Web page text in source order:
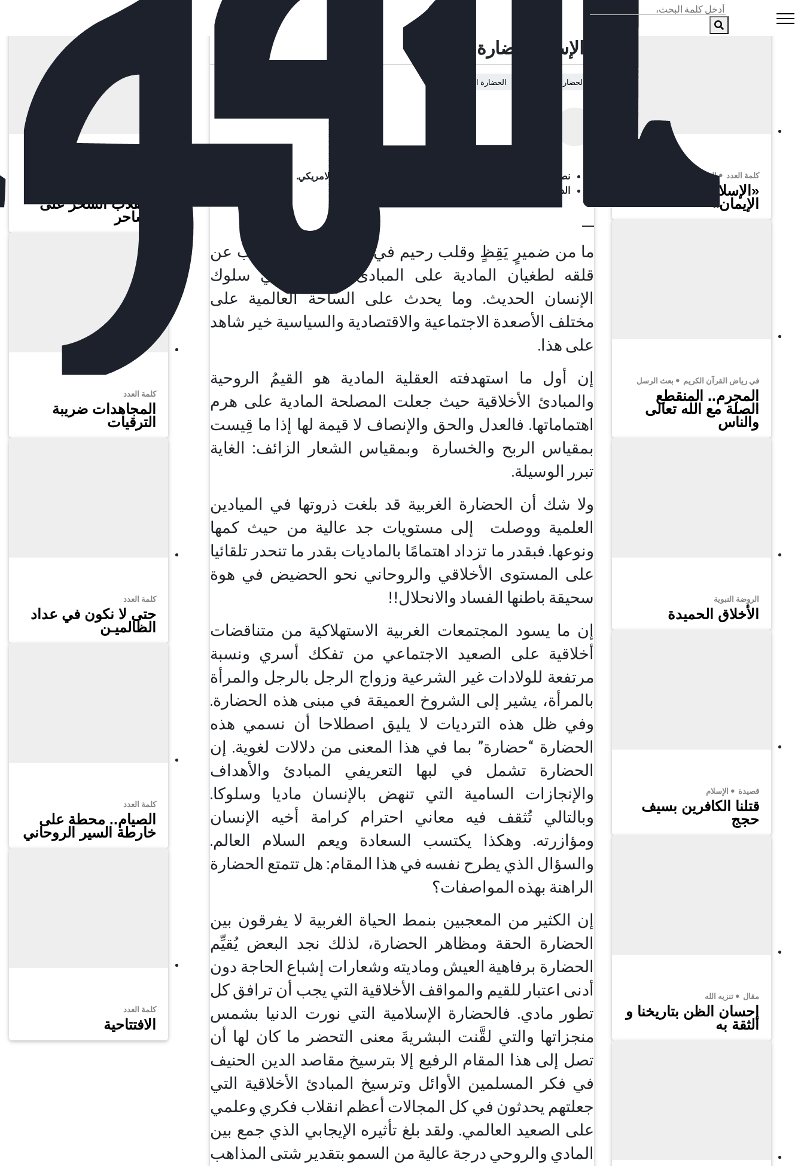
باقي مقالات هذا العدد: سبتمبر 2012
كلمة العدد الحضارة الأوروبية
«الإسلام حضارة
الإيمان»
في رياض القرآن الكريم بعث الرسل
المجرم.. المنقطع
الصلة مع الله تعالى
والناس
الروضة النبوية
الأخلاق الحميدة
قصيدة الإسلام
قتلنا الكافرين بسيف
حجج
مقال تنزيه الله
إحسان الظن بتاريخنا و
الثقة به
«الإسلام حضارة الإيمان»
الحضارة الأوروبية الحضارة الغربية
نصيحة حضرة امير المؤمنين – ايده الله- الى أعضاء الكونغرس الامريكي.
الدين الإسلامي هو المنهج السليم للتقدم الحضاري.
ما من ضميرٍ يَقِظٍ وقلب رحيم في هذا العالم إلا ويُعرب عن
قلقه لطغيان المادية على المبادئ الأخلاقية في سلوك
الإنسان الحديث. وما يحدث على الساحة العالمية على
مختلف الأصعدة الاجتماعية والاقتصادية والسياسية خير شاهد
على هذا.
إن أول ما استهدفته العقلية المادية هو القيمُ الروحية
والمبادئ الأخلاقية حيث جعلت المصلحة المادية على هرم
اهتماماتها. فالعدل والحق والإنصاف لا قيمة لها إذا ما قِيست
بمقياس الربح والخسارة وبمقياس الشعار الزائف: الغاية
تبرر الوسيلة.
ولا شك أن الحضارة الغربية قد بلغت ذروتها في الميادين
العلمية ووصلت إلى مستويات جد عالية من حيث كمها
ونوعها. فبقدر ما تزداد اهتمامًا بالماديات بقدر ما تنحدر تلقائيا
على المستوى الأخلاقي والروحاني نحو الحضيض في هوة
سحيقة باطنها الفساد والانحلال!!
إن ما يسود المجتمعات الغربية الاستهلاكية من متناقضات
أخلاقية على الصعيد الاجتماعي من تفكك أسري ونسبة
مرتفعة للولادات غير الشرعية وزواج الرجل بالرجل والمرأة
بالمرأة، يشير إلى الشروخ العميقة في مبنى هذه الحضارة.
وفي ظل هذه الترديات لا يليق اصطلاحا أن نسمي هذه
الحضارة “حضارة” بما في هذا المعنى من دلالات لغوية. إن
الحضارة تشمل في لبها التعريفي المبادئ والأهداف
والإنجازات السامية التي تنهض بالإنسان ماديا وسلوكا.
وبالتالي تُثقف فيه معاني احترام كرامة أخيه الإنسان
ومؤازرته. وهكذا يكتسب السعادة ويعم السلام العالم.
والسؤال الذي يطرح نفسه في هذا المقام: هل تتمتع الحضارة
الراهنة بهذه المواصفات؟
إن الكثير من المعجبين بنمط الحياة الغربية لا يفرقون بين
الحضارة الحقة ومظاهر الحضارة، لذلك نجد البعض يُقيِّم
الحضارة برفاهية العيش وماديته وشعارات إشباع الحاجة دون
أدنى اعتبار للقيم والمواقف الأخلاقية التي يجب أن ترافق كل
تطور مادي. فالحضارة الإسلامية التي نورت الدنيا بشمس
منجزاتها والتي لقَّنت البشريةَ معنى التحضر ما كان لها أن
تصل إلى هذا المقام الرفيع إلا بترسيخ مقاصد الدين الحنيف
في فكر المسلمين الأوائل وترسيخ المبادئ الأخلاقية التي
جعلتهم يحدثون في كل المجالات أعظم انقلاب فكري وعلمي
على الصعيد العالمي. ولقد بلغ تأثيره الإيجابي الذي جمع بين
المادي والروحي درجة عالية من السمو بتقدير شتى المذاهب
المزيد من مقالات هذا الكاتب
وانقلاب السحر على
الساحر
كلمة العدد
المجاهدات ضريبة
الترقيات
كلمة العدد
حتى لا نكون في عداد
الظالميـن
كلمة العدد
الصيام.. محطة على
خارطة السير الروحاني
كلمة العدد
الافتتاحية